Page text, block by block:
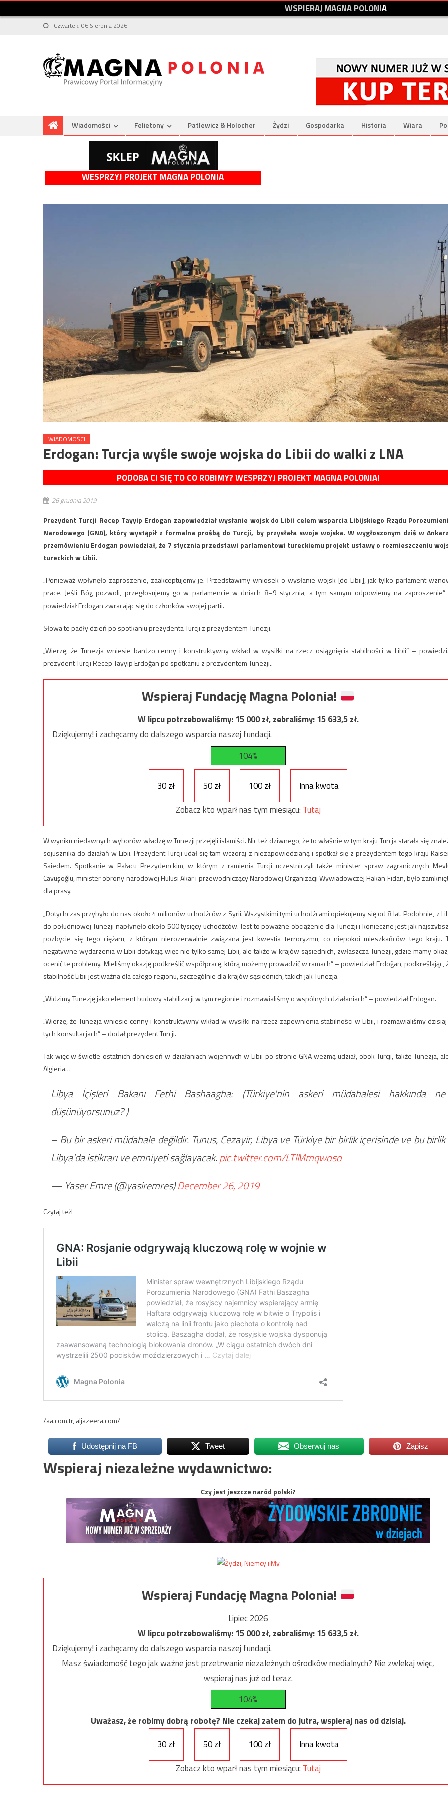
WSPIERAJMAGNAPOLONIA
Czwartek, 06 Sierpnia 2026
Wiadomości Felietony Patlewicz & Holocher Żydzi Gospodarka Historia Wiara
WESPRZYJ PROJEKT MAGNA POLONIA
WIADOMOŚCI
Erdogan: Turcja wyśle swoje wojska do Libii do walki z LNA
PODOBA CI SIĘ TO CO ROBIMY? WESPRZYJ PROJEKT MAGNA POLONIA!
26 grudnia 2019
Prezydent Turcji Recep Tayyip Erdogan zapowiedział wysłanie wojsk do Libii celem wsparcia Libijskiego Rządu
Narodowego (GNA), który wystąpił z formalna prośbą do Turcji, by przysłała swoje wojska. W wygłoszonym dziś w
przemówieniu Erdogan powiedział, że 7 stycznia przedstawi parlamentowi tureckiemu projekt ustawy o rozmieszczeniu
tureckich w Libii.
„Ponieważ wpłynęło zaproszenie, zaakceptujemy je. Przedstawimy wniosek o wysłanie wojsk [do Libii], jak tylko parlament
prace. Jeśli Bóg pozwoli, przegłosujemy go w parlamencie w dniach 8–9 stycznia, a tym samym odpowiemy na
powiedział Erdogan zwracając się do członków swojej partii.
Słowa te padły dzień po spotkaniu prezydenta Turcji z prezydentem Tunezji.
„Wierzę, że Tunezja wniesie bardzo cenny i konstruktywny wkład w wysiłki na rzecz osiągnięcia stabilności w Libii” –
prezydent Turcji Recep Tayyip Erdoğan po spotkaniu z prezydentem Tunezji..
Wspieraj Fundację Magna Polonia!
W lipcu potrzebowaliśmy:15 000zł, zebraliśmy:15 633,5zł.
Dziękujemy! i zachęcamy do dalszego wsparcia naszej fundacji.
104%
30 zł 50 zł 100 zł
Inna kwota
Zobacz kto wparł nas tym miesiącu: Tutaj
W wyniku niedawnych wyborów władzę w Tunezji przejęli islamiści. Nic też dziwnego, że to właśnie w tym kraju Turcja starała się
sojusznika do działań w Libii. Prezydent Turcji udał się tam wczoraj z niezapowiedzianą i spotkał się z prezydentem tego kraju
Saiedem. Spotkanie w Pałacu Prezydenckim, w którym z ramienia Turcji uczestniczyli także minister spraw zagranicznych
Çavuşoğlu, minister obrony narodowej Hulusi Akar i przewodniczący Narodowej Organizacji Wywiadowczej Hakan Fidan, było
dla prasy.
„Dotychczas przybyło do nas około 4 milionów uchodźców z Syrii. Wszystkimi tymi uchodźcami opiekujemy się od 8 lat. Podobnie, z
do południowej Tunezji napłynęło około 500 tysięcy uchodźców. Jest to poważne obciążenie dla Tunezji i konieczne jest jak
pozbycie się tego ciężaru, z którym nierozerwalnie związana jest kwestia terroryzmu, co niepokoi mieszkańców tego kraju.
negatywne wydarzenia w Libii dotykają więc nie tylko samej Libii, ale także w krajów sąsiednich, zwłaszcza Tunezji, gdzie mamy
ocenić te problemy. Mieliśmy okazję podkreślić współpracę, którą możemy prowadzić w ramach” – powiedział Erdoğan, podkreślając,
stabilność Libii jest ważna dla całego regionu, szczególnie dla krajów sąsiednich, takich jak Tunezja.
„Widzimy Tunezję jako element budowy stabilizacji w tym regionie i rozmawialiśmy o wspólnych działaniach” – powiedział Erdogan.
„Wierzę, że Tunezja wniesie cenny i konstruktywny wkład w wysiłki na rzecz zapewnienia stabilności w Libii, i rozmawialiśmy
tych konsultacjach” – dodał prezydent Turcji.
Tak więc w świetle ostatnich doniesień w działaniach wojennych w Libii po stronie GNA wezmą udział, obok Turcji, także Tunezja,
Algieria…
Libya İçişleri Bakanı Fethi Bashaagha: (Türkiye'nin askeri müdahalesi hakkında ne
düşünüyorsunuz? )
– Bu bir askeri müdahale değildir. Tunus, Cezayir, Libya ve Türkiye bir birlik içerisinde ve bu birlik
Libya'da istikrarı ve emniyeti sağlayacak.pic.twitter.com/LTlMmqwoso
— Yaser Emre (@yasiremres)December 26, 2019
Czytaj teżL
/aa.com.tr, aljazeera.com/
Udostępnij na FB Tweet Obserwuj nas Zapisz
Wspieraj niezależne wydawnictwo:
Czy jest jeszcze naród polski?
Wspieraj Fundację Magna Polonia!
Lipiec 2026
W lipcu potrzebowaliśmy:15 000zł, zebraliśmy:15 633,5zł.
Dziękujemy! i zachęcamy do dalszego wsparcia naszej fundacji.
Masz świadomość tego jak ważne jest przetrwanie niezależnych ośrodków medialnych? Nie zwlekaj więc,
wspieraj nas już od teraz.
104%
Uważasz, że robimy dobrą robotę? Nie czekaj zatem do jutra, wspieraj nas od dzisiaj.
30 zł
50 zł 100 zł
Inna kwota
Zobacz kto wparł nas tym miesiącu: Tutaj